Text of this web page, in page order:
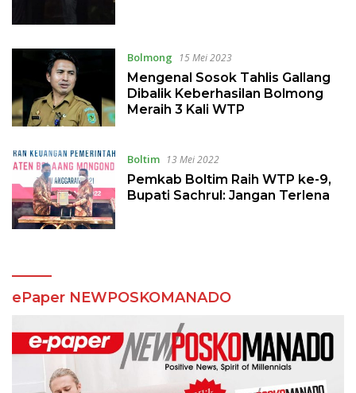
Bolmong 15 Mei 2023
Mengenal Sosok Tahlis Gallang
Dibalik Keberhasilan Bolmong
Meraih 3 Kali WTP
Boltim 13 Mei 2022
Pemkab Boltim Raih WTP ke-9,
Bupati Sachrul: Jangan Terlena
ePaper NEWPOSKOMANADO